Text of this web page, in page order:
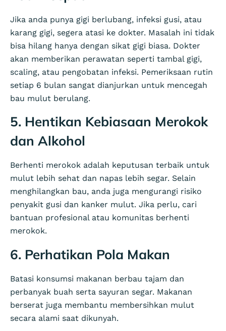
Jika anda punya gigi berlubang, infeksi gusi, atau
karang gigi, segera atasi ke dokter. Masalah ini tidak
bisa hilang hanya dengan sikat gigi biasa. Dokter
akan memberikan perawatan seperti tambal gigi,
scaling, atau pengobatan infeksi. Pemeriksaan rutin
setiap 6 bulan sangat dianjurkan untuk mencegah
bau mulut berulang.
5. Hentikan Kebiasaan Merokok
dan Alkohol
Berhenti merokok adalah keputusan terbaik untuk
mulut lebih sehat dan napas lebih segar. Selain
menghilangkan bau, anda juga mengurangi risiko
penyakit gusi dan kanker mulut. Jika perlu, cari
bantuan profesional atau komunitas berhenti
merokok.
6. Perhatikan Pola Makan
Batasi konsumsi makanan berbau tajam dan
perbanyak buah serta sayuran segar. Makanan
berserat juga membantu membersihkan mulut
secara alami saat dikunyah.